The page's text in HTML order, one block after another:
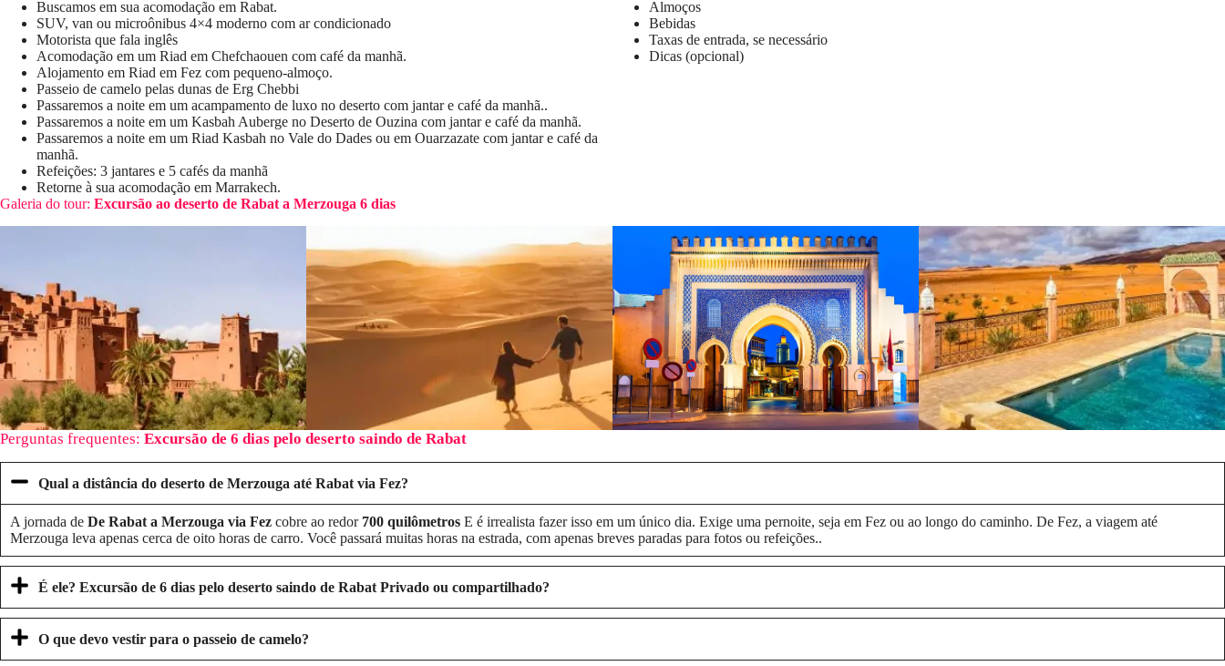
Buscamos em sua acomodação em Rabat.
SUV, van ou microônibus 4×4 moderno com ar condicionado
Motorista que fala inglês
Acomodação em um Riad em Chefchaouen com café da manhã.
Alojamento em Riad em Fez com pequeno-almoço.
Passeio de camelo pelas dunas de Erg Chebbi
Passaremos a noite em um acampamento de luxo no deserto com jantar e café da manhã..
Passaremos a noite em um Kasbah Auberge no Deserto de Ouzina com jantar e café da manhã.
Passaremos a noite em um Riad Kasbah no Vale do Dades ou em Ouarzazate com jantar e café da
manhã.
Refeições: 3 jantares e 5 cafés da manhã
Retorne à sua acomodação em Marrakech.
Almoços
Bebidas
Taxas de entrada, se necessário
Dicas (opcional)
Galeria do tour: Excursão ao deserto de Rabat a Merzouga 6 dias
Perguntas frequentes: Excursão de 6 dias pelo deserto saindo de Rabat
Qual a distância do deserto de Merzouga até Rabat via Fez?
A jornada de De Rabat a Merzouga via Fez cobre ao redor 700 quilômetros E é irrealista fazer isso em um único dia. Exige uma pernoite, seja em Fez ou ao longo do caminho. De Fez, a viagem até
Merzouga leva apenas cerca de oito horas de carro. Você passará muitas horas na estrada, com apenas breves paradas para fotos ou refeições..
É ele? Excursão de 6 dias pelo deserto saindo de Rabat Privado ou compartilhado?
O que devo vestir para o passeio de camelo?